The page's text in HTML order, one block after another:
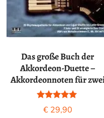
Das große Buch der
Akkordeon-Duette –
Akkordeonnoten für
Bewertet mit
5.00
€29,90